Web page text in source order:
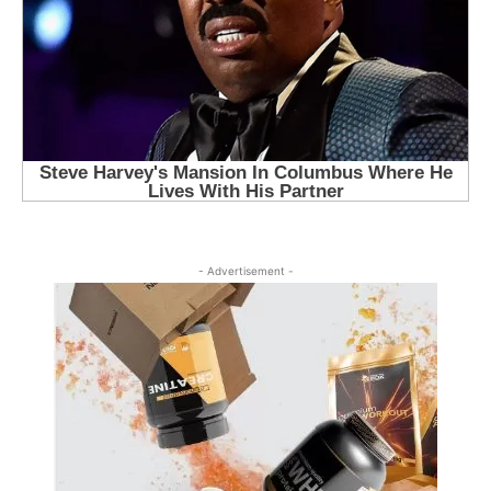
- Advertisement -